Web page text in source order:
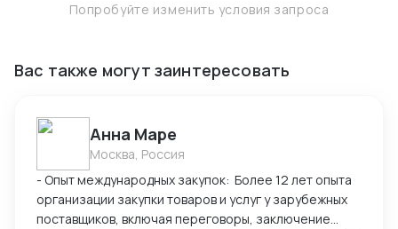
Попробуйте изменить условия запроса
Вас также могут заинтересовать
Анна Маре
Москва, Россия
- Опыт международных закупок: Более 12 лет опыта
организации закупки товаров и услуг у зарубежных
поставщиков, включая переговоры, заключение